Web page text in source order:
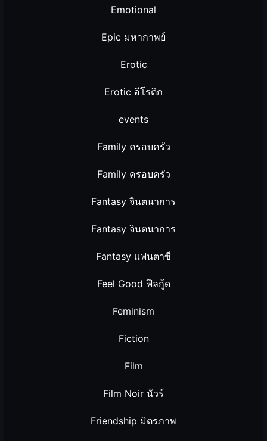
Emotional
Epic มหากาพย์
Erotic
Erotic อีโรติก
events
Family ครอบครัว
Family ครอบครัว
Fantasy จินตนาการ
Fantasy จินตนาการ
Fantasy แฟนตาซี
Feel Good ฟีลกู้ด
Feminism
Fiction
Film
Film Noir นัวร์
Friendship มิตรภาพ